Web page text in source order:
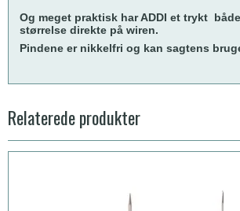
Og meget praktisk har ADDI et trykt
størrelse direkte på wiren.
Pindene er nikkelfri og kan sagtens
Relaterede produkter